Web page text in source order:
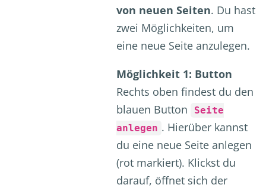
von neuen Seiten. Du hast
zwei Möglichkeiten, um
eine neue Seite anzulegen.
Möglichkeit 1: Button
Rechts oben findest du den
blauen Button
Seite
anlegen . Hierüber kannst
du eine neue Seite anlegen
(rot markiert). Klickst du
darauf, öffnet sich der